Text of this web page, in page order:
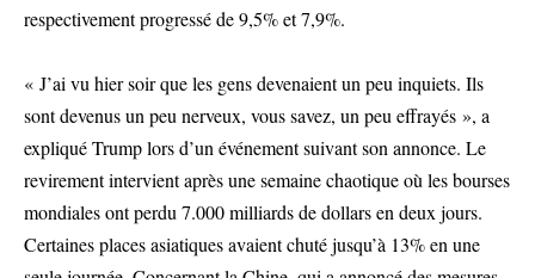
respectivement progressé de 9,5% et 7,9%.
« J’ai vu hier soir que les gens devenaient un peu inquiets. Ils
sont devenus un peu nerveux, vous savez, un peu effrayés », a
expliqué Trump lors d’un événement suivant son annonce. Le
revirement intervient après une semaine chaotique où les bourses
mondiales ont perdu 7.000 milliards de dollars en deux jours.
Certaines places asiatiques avaient chuté jusqu’à 13% en une